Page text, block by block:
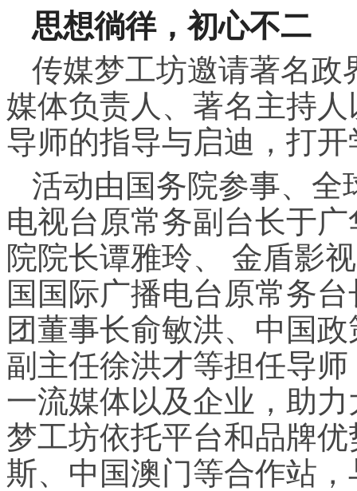
思想徜徉，初心不二
传媒梦工坊邀请著名政
媒体负责人、著名主持
导师的指导与启迪，打
活动由国务院参事、全
电视台原常务副台长于
院院长谭雅玲、 金盾影
国国际广播电台原常务
团董事长俞敏洪、中国
副主任徐洪才等担任导
一流媒体以及企业，助
梦工坊依托平台和品牌
斯、中国澳门等合作站